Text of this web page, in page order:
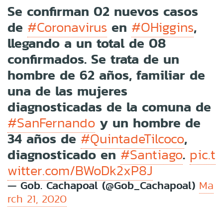
Se confirman 02 nuevos casos
de #Coronavirus en #OHiggins,
llegando a un total de 08
confirmados. Se trata de un
hombre de 62 años, familiar de
una de las mujeres
diagnosticadas de la comuna de
#SanFernando y un hombre de
34 años de#QuintadeTilcoco,
diagnosticado en#Santiago. pic.t
witter.com/BWoDk2xP8J
— Gob. Cachapoal (@Gob_Cachapoal) Ma
rch 21, 2020